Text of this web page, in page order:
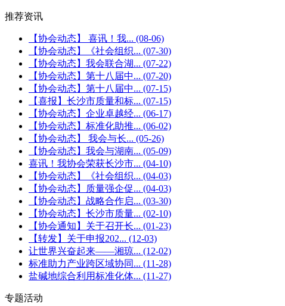
推荐资讯
【协会动态】 喜讯！我... (08-06)
【协会动态】《社会组织... (07-30)
【协会动态】我会联合湖... (07-22)
【协会动态】第十八届中... (07-20)
【协会动态】第十八届中... (07-15)
【喜报】长沙市质量和标... (07-15)
【协会动态】企业卓越经... (06-17)
【协会动态】标准化助推... (06-02)
【协会动态】 我会与长... (05-26)
【协会动态】我会与湖南... (05-09)
喜讯！我协会荣获长沙市... (04-10)
【协会动态】《社会组织... (04-03)
【协会动态】质量强企促... (04-03)
【协会动态】战略合作启... (03-30)
【协会动态】长沙市质量... (02-10)
【协会通知】关于召开长... (01-23)
【转发】关于申报202... (12-03)
让世界兴奋起来——湘琼... (12-02)
标准助力产业跨区域协同... (11-28)
盐碱地综合利用标准化体... (11-27)
专题活动